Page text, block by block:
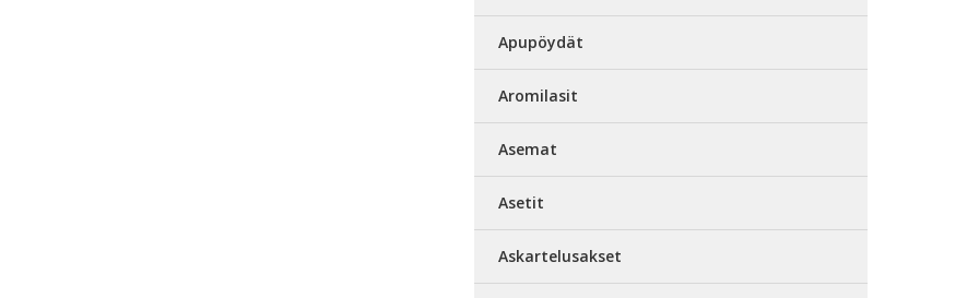
Apupöydät
Aromilasit
Asemat
Asetit
Askartelusakset